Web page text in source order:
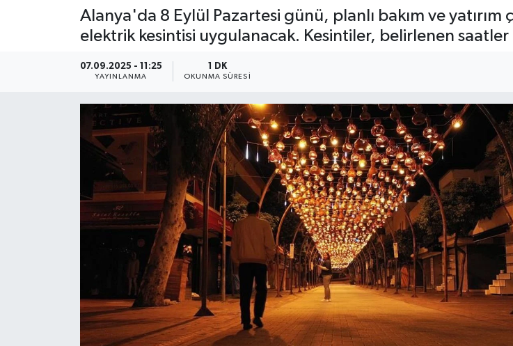
Alanya'da 8 Eylül Pazartesi günü, planlı bakım ve yatırım
elektrik kesintisi uygulanacak. Kesintiler, belirlenen saatler
07.09.2025 - 11:25
YAYINLANMA
1 DK
OKUNMA SÜRESI
Son Dakika Haberleri